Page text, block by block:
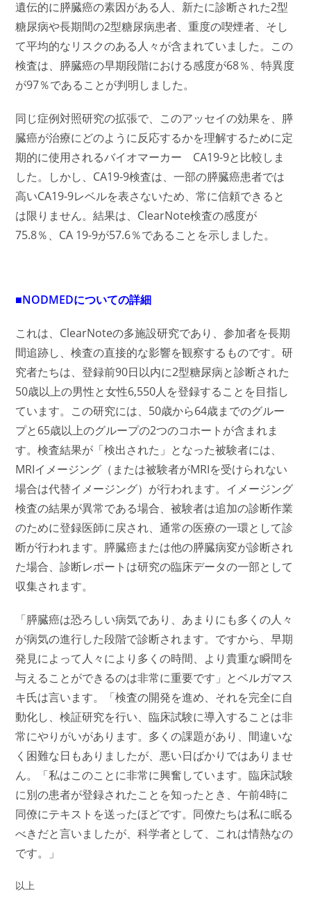
遺伝的に膵臓癌の素因がある人、新たに診断された2型
糖尿病や長期間の2型糖尿病患者、重度の喫煙者、そし
て平均的なリスクのある人々が含まれていました。この
検査は、膵臓癌の早期段階における感度が68％、特異度
が97％であることが判明しました。
同じ症例対照研究の拡張で、このアッセイの効果を、膵
臓癌が治療にどのように反応するかを理解するために定
期的に使用されるバイオマーカー CA19-9と比較しま
した。しかし、CA19-9検査は、一部の膵臓癌患者では
高いCA19-9レベルを表さないため、常に信頼できると
は限りません。結果は、ClearNote検査の感度が
75.8％、CA 19-9が57.6％であることを示しました。
■NODMEDについての詳細
これは、ClearNoteの多施設研究であり、参加者を長期
間追跡し、検査の直接的な影響を観察するものです。研
究者たちは、登録前90日以内に2型糖尿病と診断された
50歳以上の男性と女性6,550人を登録することを目指し
ています。この研究には、50歳から64歳までのグルー
プと65歳以上のグループの2つのコホートが含まれま
す。検査結果が「検出された」となった被験者には、
MRIイメージング（または被験者がMRIを受けられない
場合は代替イメージング）が行われます。イメージング
検査の結果が異常である場合、被験者は追加の診断作業
のために登録医師に戻され、通常の医療の一環として診
断が行われます。膵臓癌または他の膵臓病変が診断され
た場合、診断レポートは研究の臨床データの一部として
収集されます。
「膵臓癌は恐ろしい病気であり、あまりにも多くの人々
が病気の進行した段階で診断されます。ですから、早期
発見によって人々により多くの時間、より貴重な瞬間を
与えることができるのは非常に重要です」とベルガマス
キ氏は言います。「検査の開発を進め、それを完全に自
動化し、検証研究を行い、臨床試験に導入することは非
常にやりがいがあります。多くの課題があり、間違いな
く困難な日もありましたが、悪い日ばかりではありませ
ん。「私はこのことに非常に興奮しています。臨床試験
に別の患者が登録されたことを知ったとき、午前4時に
同僚にテキストを送ったほどです。同僚たちは私に眠る
べきだと言いましたが、科学者として、これは情熱なの
です。」
以上